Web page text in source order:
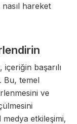
hareket
başarılı
Bu, temel
ve
etkileşimi,